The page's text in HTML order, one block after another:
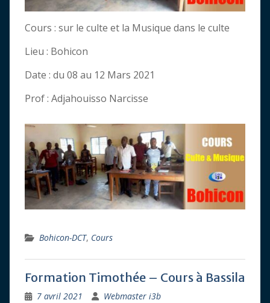
Cours : sur le culte et la Musique dans le culte
Lieu : Bohicon
Date : du 08 au 12 Mars 2021
Prof : Adjahouisso Narcisse
Bohicon-DCT, Cours
Formation Timothée – Cours à Bassila
7 avril 2021 Webmaster i3b